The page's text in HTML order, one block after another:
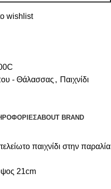
wishlist
- Θάλασσας , Παιχνίδι
ABOUT BRAND
παιχνίδι στην παραλία
21cm